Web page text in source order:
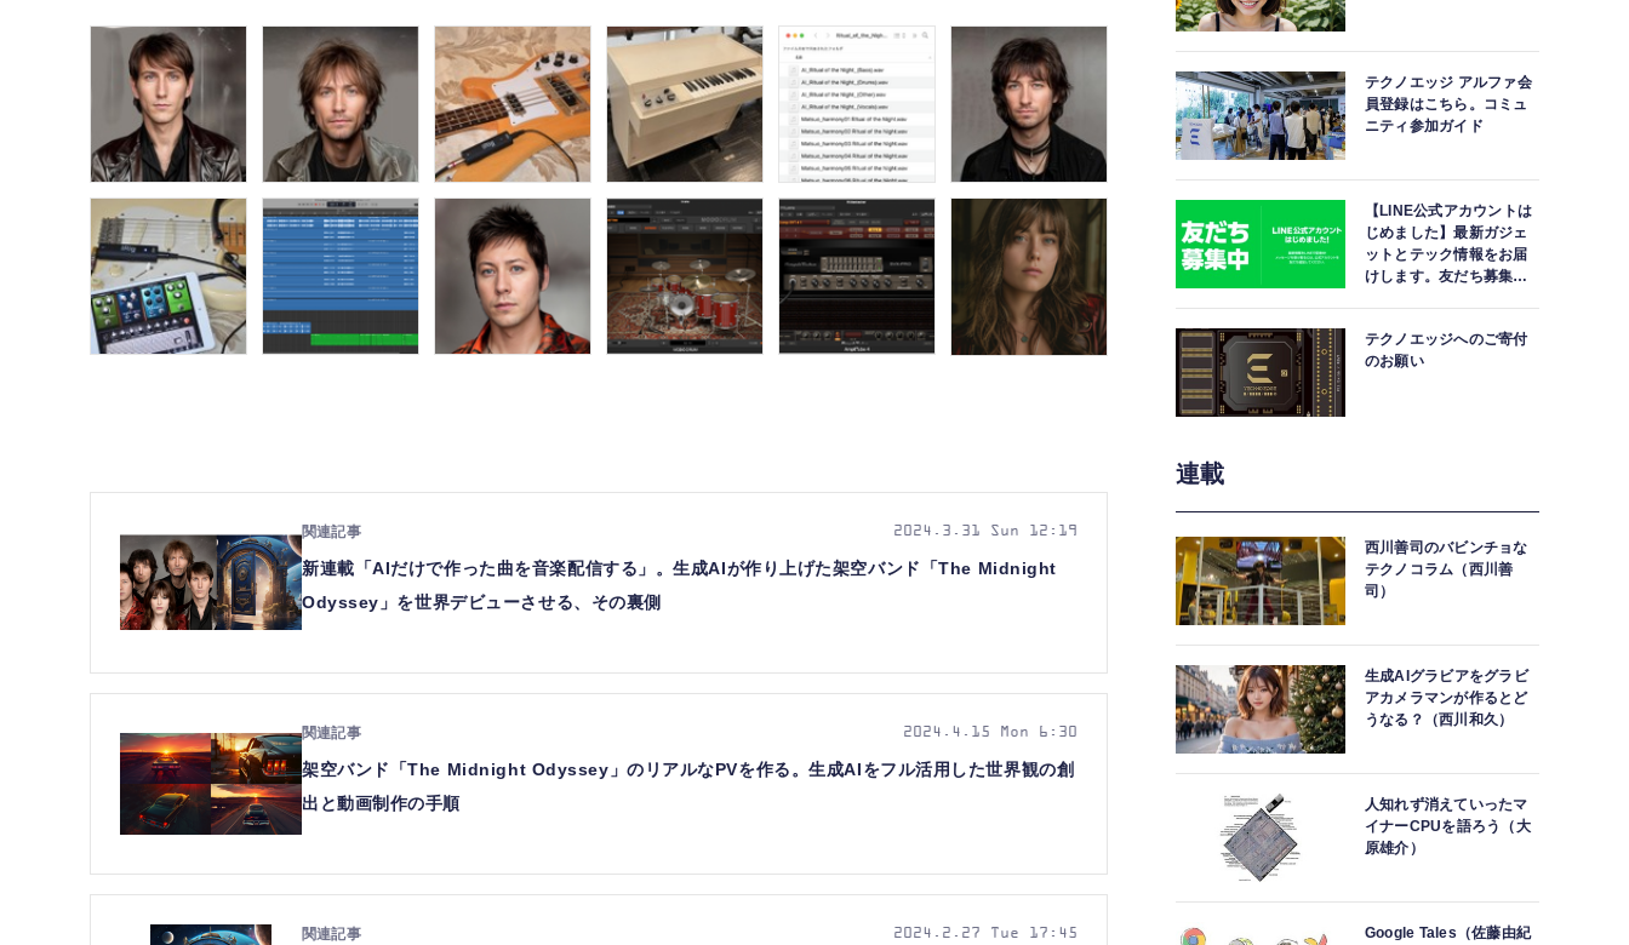
新連載「AIだけで作った曲を音楽配信する」。生成AIが作り上げた架空バンド「The Midnight
Odyssey」を世界デビューさせる、その裏側
2024.3.31 Sun 12:19
架空バンド「The Midnight Odyssey」のリアルなPVを作る。生成AIをフル活用した世界観の創
出と動画制作の手順
2024.4.15 Mon 6:30
2024.2.27 Tue 17:45
テクノエッジ アルファ会
員登録はこちら。コミュ
ニティ参加ガイド
【LINE公式アカウントは
じめました】最新ガジェ
ットとテック情報をお届
けします。友だち募集
テクノエッジへのご寄付
のお願い
連載
西川善司のバビンチョな
テクノコラム（西川善
司）
生成AIグラビアをグラビ
アカメラマンが作るとど
うなる？（西川和久）
人知れず消えていったマ
イナーCPUを語ろう（大
原雄介）
Google Tales（佐藤由紀